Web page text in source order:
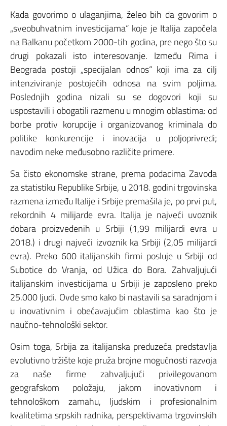
Kada govorimo o ulaganjima, želeo bih da govorim o
„sveobuhvatnim investicijama“ koje je Italija započela
na Balkanu početkom 2000-tih godina, pre nego što su
drugi pokazali isto interesovanje. Između Rima i
Beograda postoji „specijalan odnos“ koji ima za cilj
intenziviranje postojećih odnosa na svim poljima.
Poslednjih godina nizali su se dogovori koji su
uspostavili i obogatili razmenu u mnogim oblastima: od
borbe protiv korupcije i organizovanog kriminala do
politike konkurencije i inovacija u poljoprivredi;
navodim neke međusobno različite primere.
Sa čisto ekonomske strane, prema podacima Zavoda
za statistiku Republike Srbije, u 2018. godini trgovinska
razmena između Italije i Srbije premašila je, po prvi put,
rekordnih 4 milijarde evra. Italija je najveći uvoznik
dobara proizvedenih u Srbiji (1,99 milijardi evra u
2018.) i drugi najveći izvoznik ka Srbiji (2,05 milijardi
evra). Preko 600 italijanskih firmi posluje u Srbiji od
Subotice do Vranja, od Užica do Bora. Zahvaljujući
italijanskim investicijama u Srbiji je zaposleno preko
25.000 ljudi. Ovde smo kako bi nastavili sa saradnjom i
u inovativnim i obećavajućim oblastima kao što je
naučno-tehnološki sektor.
Osim toga, Srbija za italijanska preduzeća predstavlja
evolutivno tržište koje pruža brojne mogućnosti razvoja
za naše firme zahvaljujući privilegovanom
geografskom položaju, jakom inovativnom i
tehnološkom zamahu, ljudskim i profesionalnim
kvalitetima srpskih radnika, perspektivama trgovinskih